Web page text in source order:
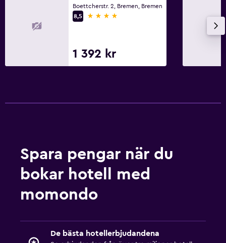
Boettcherstr. 2, Bremen, Bremen
8,5
4 stjärnor
1 392 kr
Spara pengar när du
bokar hotell med
momondo
De bästa hotellerbjudandena